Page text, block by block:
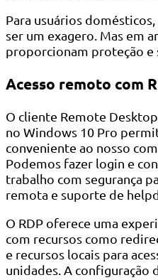
Para usuários
ser um exagero. Mas em
proporcionam proteção e
Acesso remoto com
O cliente Remote
no Windows 10 Pro
conveniente ao nosso
Podemos fazer login e
trabalho com segurança
remota e suporte de
O RDP oferece uma
com recursos como
e recursos locais para
unidades. A configuração